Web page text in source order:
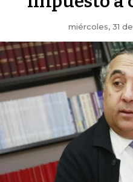
miércoles, 31